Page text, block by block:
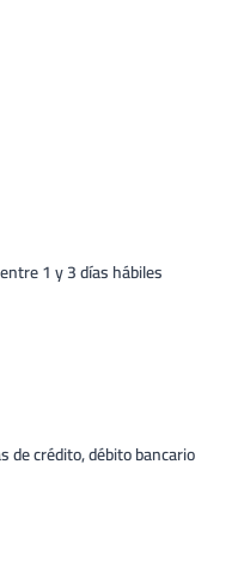
1 y 3 días hábiles
de crédito, débito bancario